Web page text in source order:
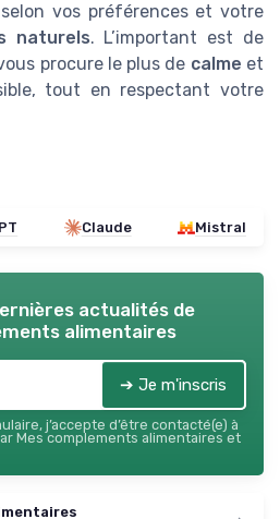
vos préférences et votre
naturels. L’important est de
procure le plus de calme et
tout en respectant votre
Claude Mistral
actualités de
alimentaires
➔ Je m'inscris
j’accepte d’être contacté(e) à
Mes complements alimentaires et